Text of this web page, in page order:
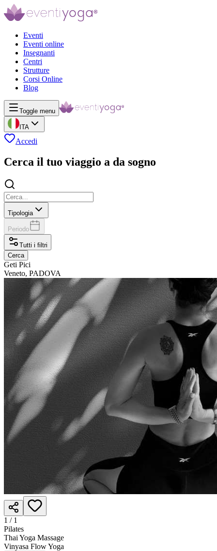
Eventi
Eventi online
Insegnanti
Centri
Strutture
Corsi Online
Blog
Toggle menu
ITA
Accedi
Cerca il tuo viaggio a da sogno
Tipologia
Periodo
Tutti i filtri
Cerca
Geti Pici
Veneto, PADOVA
1 / 1
Pilates
Thai Yoga Massage
Vinyasa Flow Yoga